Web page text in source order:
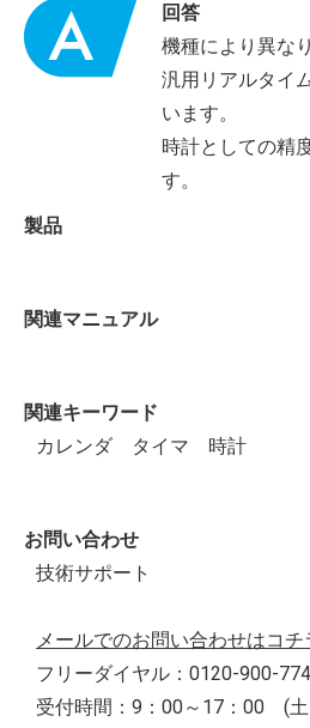
回答
機種により異な
汎用リアルタイ
います。
時計としての精
す。
製品
関連マニュアル
関連キーワード
カレンダ タイマ 時計
お問い合わせ
技術サポート
メールでのお問い合わせはコチ
フリーダイヤル：0120-900-774
受付時間：9：00～17：00 (